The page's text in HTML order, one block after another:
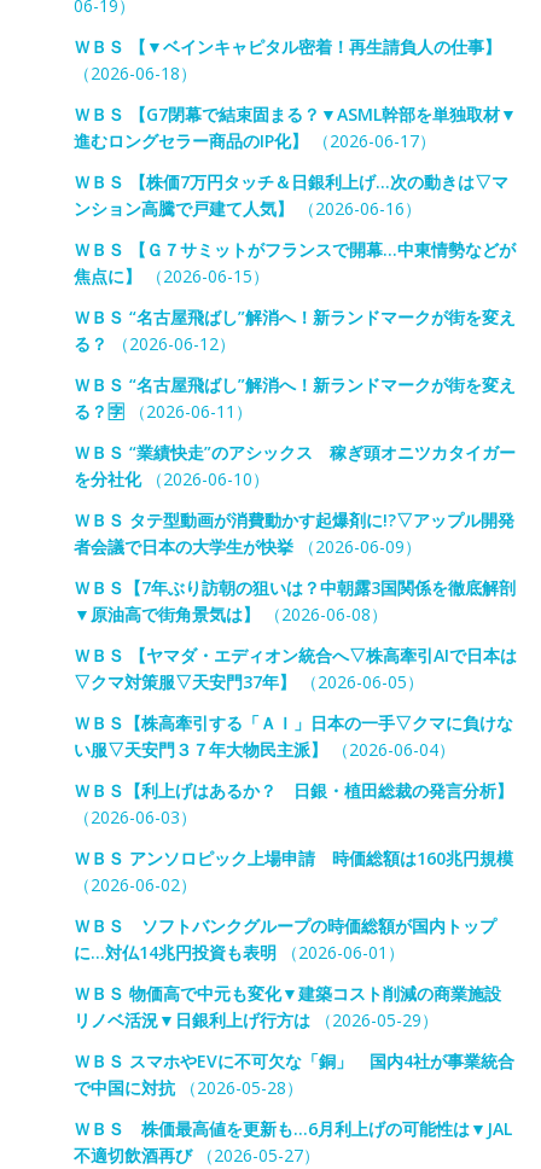
06-19）
ＷＢＳ 【▼ベインキャピタル密着！再生請負人の仕事】
（2026-06-18）
ＷＢＳ 【G7閉幕で結束固まる？▼ASML幹部を単独取材▼
進むロングセラー商品のIP化】
（2026-06-17）
ＷＢＳ 【株価7万円タッチ＆日銀利上げ…次の動きは▽マ
ンション高騰で戸建て人気】
（2026-06-16）
ＷＢＳ 【Ｇ７サミットがフランスで開幕…中東情勢などが
焦点に】
（2026-06-15）
ＷＢＳ “名古屋飛ばし”解消へ！新ランドマークが街を変え
る？
（2026-06-12）
ＷＢＳ “名古屋飛ばし”解消へ！新ランドマークが街を変え
る？🈑 （2026-06-11）
ＷＢＳ “業績快走”のアシックス 稼ぎ頭オニツカタイガー
を分社化（2026-06-10）
ＷＢＳ タテ型動画が消費動かす起爆剤に!?▽アップル開発
者会議で日本の大学生が快挙（2026-06-09）
ＷＢＳ【7年ぶり訪朝の狙いは？中朝露3国関係を徹底解剖
▼原油高で街角景気は】
（2026-06-08）
ＷＢＳ 【ヤマダ・エディオン統合へ▽株高牽引AIで日本は
▽クマ対策服▽天安門37年】
（2026-06-05）
ＷＢＳ【株高牽引する「ＡＩ」日本の一手▽クマに負けな
い服▽天安門３７年大物民主派】
（2026-06-04）
ＷＢＳ【利上げはあるか？ 日銀・植田総裁の発言分析】
（2026-06-03）
ＷＢＳ アンソロピック上場申請 時価総額は160兆円規模
（2026-06-02）
ＷＢＳ ソフトバンクグループの時価総額が国内トップ
に…対仏14兆円投資も表明 （2026-06-01）
ＷＢＳ 物価高で中元も変化▼建築コスト削減の商業施設
リノベ活況▼日銀利上げ行方は（2026-05-29）
ＷＢＳ スマホやEVに不可欠な「銅」 国内4社が事業統合
で中国に対抗（2026-05-28）
ＷＢＳ 株価最高値を更新も…6月利上げの可能性は▼JAL
不適切飲酒再び（2026-05-27）